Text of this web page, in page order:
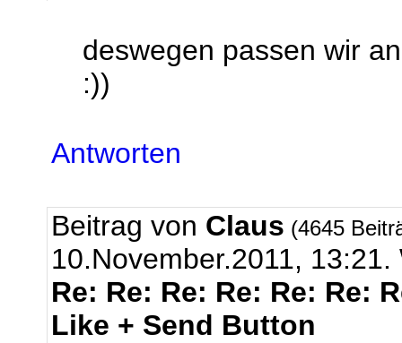
deswegen passen wir
:))
Antworten
Beitrag von Claus (4645
10.November.2011,
Re: Re: Re: Re: Re: Re:
Like + Send Button